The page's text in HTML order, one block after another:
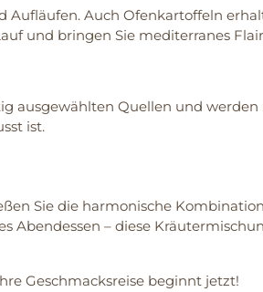
Auch Ofenkartoffeln
und bringen Sie mediterranes
ausgewählten Quellen und
ist.
Sie die harmonische
Abendessen – diese
Geschmacksreise beginnt jetzt!